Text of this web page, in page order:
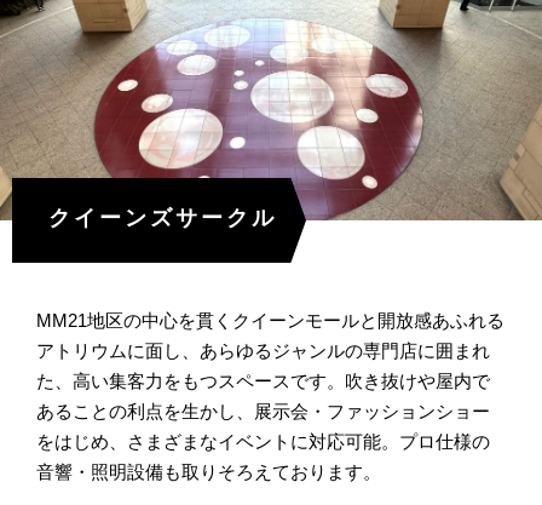
クイーンズサークル
MM21地区の中心を貫くクイーンモールと開放感あふれる
アトリウムに面し、あらゆるジャンルの専門店に囲まれ
た、高い集客力をもつスペースです。吹き抜けや屋内で
あることの利点を生かし、展示会・ファッションショー
をはじめ、さまざまなイベントに対応可能。プロ仕様の
音響・照明設備も取りそろえております。